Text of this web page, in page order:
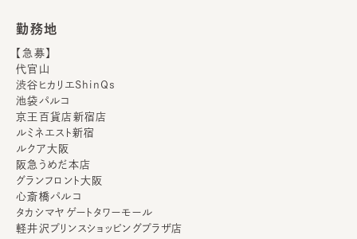
勤務地
【急募】
代官山
渋谷ヒカリエShinQs
池袋パルコ
京王百貨店新宿店
ルミネエスト新宿
ルクア大阪
阪急うめだ本店
グランフロント大阪
心斎橋パルコ
タカシマヤゲートタワーモール
軽井沢プリンスショッピングプラザ店